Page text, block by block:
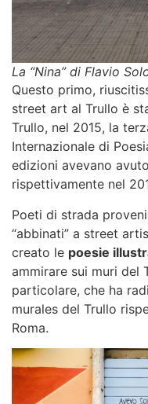
La “Nina” di Flavio
Questo primo,
street art al Trullo è
Trullo, nel 2015, la
Internazionale di
edizioni avevano
rispettivamente nel
Poeti di strada
“abbinati” a street
creato le poesie
ammirare sui muri del
particolare, che ha
murales del Trullo
Roma.